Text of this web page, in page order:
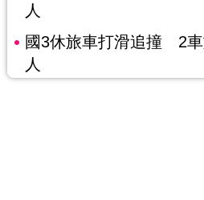
人
國3休旅車打滑追撞 2車
人